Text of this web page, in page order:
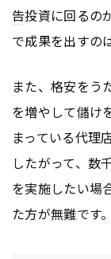
告投資に回るの
で成果を出すの
また、格安をう
を増やして儲け
まっている代理
したがって、数
を実施したい場
た方が無難です。